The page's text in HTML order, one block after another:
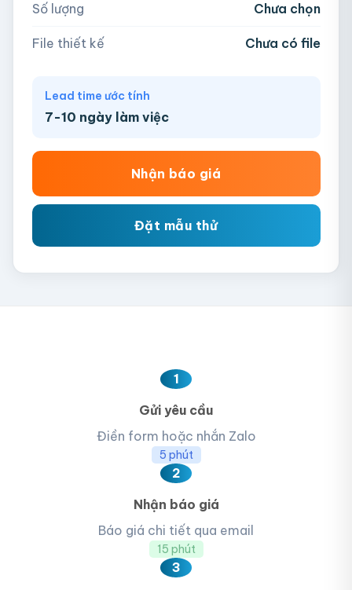
Số lượng Chưa chọn
File thiết kế Chưa có file
Lead time ước tính
7-10 ngày làm việc
Nhận báo giá
Đặt mẫu thử
1
Gửi yêu cầu
Điền form hoặc nhắn Zalo
5 phút
2
Nhận báo giá
Báo giá chi tiết qua email
15 phút
3